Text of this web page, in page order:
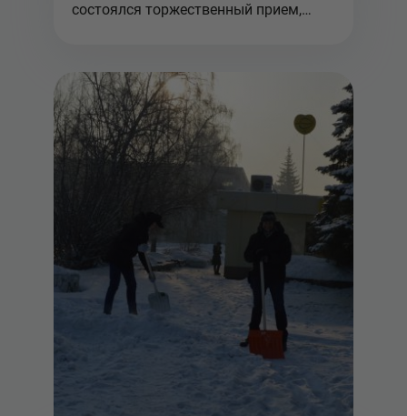
состоялся торжественный прием,